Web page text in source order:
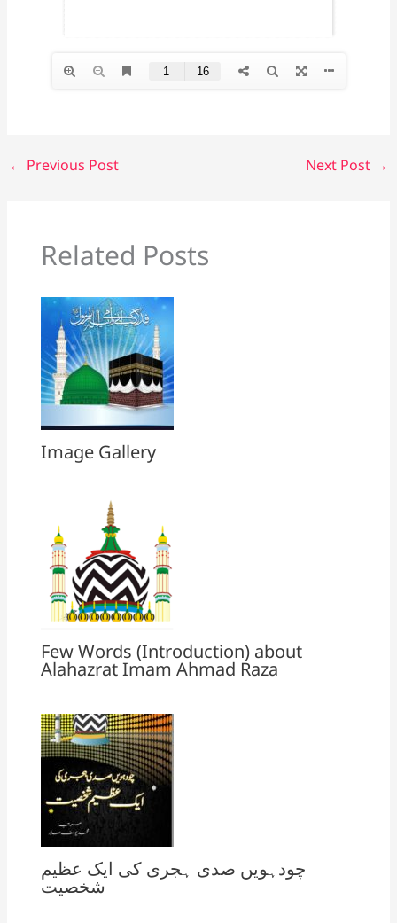
← Previous Post Next Post →
Related Posts
Image Gallery
Few Words (Introduction) about
Alahazrat Imam Ahmad Raza
چودہویں صدی ہجری کی ایک عظیم
شخصیت